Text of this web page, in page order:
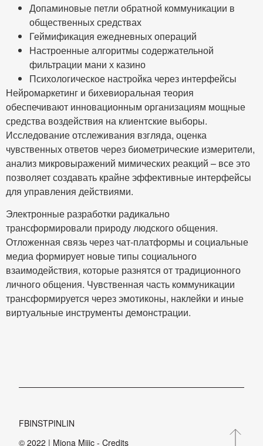
Допаминовые петли обратной коммуникации в
общественных средствах
Геймификация ежедневных операций
Настроенные алгоритмы содержательной
фильтрации мани х казино
Психологическое настройка через интерфейсы
Нейромаркетинг и бихевиоральная теория
обеспечивают инновационным организациям мощные
средства воздействия на клиентские выборы.
Исследование отслеживания взгляда, оценка
чувственных ответов через биометрические измерители,
анализ микровыражений мимических реакций – все это
позволяет создавать крайне эффективные интерфейсы
для управления действиями.
Электронные разработки радикально
трансформировали природу людского общения.
Отложенная связь через чат-платформы и социальные
медиа формирует новые типы социального
взаимодействия, которые разнятся от традиционного
личного общения. Чувственная часть коммуникации
трансформируется через эмотиконы, наклейки и иные
виртуальные инструменты демонстрации.
FBINSTPINLIN
© 2022 | Miona Mijic - Credits